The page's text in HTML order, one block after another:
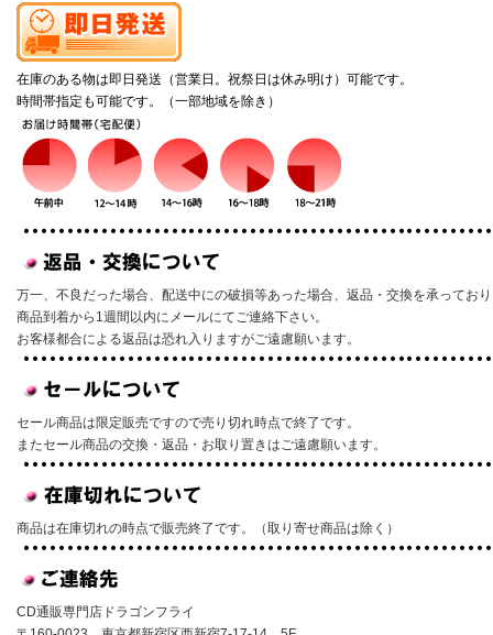
在庫のある物は即日発送（営業日。祝祭日は休み明け）可能です。
時間帯指定も可能です。（一部地域を除き）
万一、不良だった場合、配送中にの破損等あった場合、返品・交換を承ってお
商品到着から1週間以内にメールにてご連絡下さい。
お客様都合による返品は恐れ入りますがご遠慮願います。
セール商品は限定販売ですので売り切れ時点で終了です。
またセール商品の交換・返品・お取り置きはご遠慮願います。
商品は在庫切れの時点で販売終了です。（取り寄せ商品は除く）
CD通販専門店ドラゴンフライ